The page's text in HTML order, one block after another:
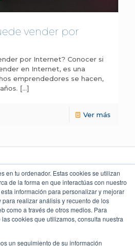
en tu ordenador. Estas cookies se utilizan
de la forma en que interactúas con nuestro
información para personalizar y mejorar
realizar análisis y recuento de los
como a través de otros medios. Para
cookies que utilizamos, consulta nuestra
un seguimiento de su información
vender por
por Internet? Conocer si
en Internet, es una
emprendedores se hacen,
[…]
Ver más
Y POLÍTICAS
NUESTROS CLIENTES
4.9
Torre Índigo
Av. Paseo de la Reforma 373
55 5747 9100